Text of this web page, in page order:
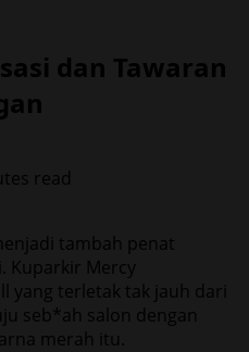
dan Tawaran
read
tambah penat
Kuparkir Mercy
yang terletak tak jauh dari
seb*ah salon dengan
merah itu.